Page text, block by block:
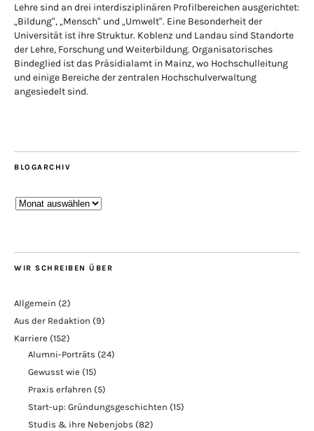
Lehre sind an drei interdisziplinären Profilbereichen ausgerichtet:
„Bildung“, „Mensch“ und „Umwelt“. Eine Besonderheit der
Universität ist ihre Struktur. Koblenz und Landau sind Standorte
der Lehre, Forschung und Weiterbildung. Organisatorisches
Bindeglied ist das Präsidialamt in Mainz, wo Hochschulleitung
und einige Bereiche der zentralen Hochschulverwaltung
angesiedelt sind.
BLOGARCHIV
Blogarchiv
WIR SCHREIBEN ÜBER
Allgemein (2)
Aus der Redaktion (9)
Karriere (152)
Alumni-Porträts (24)
Gewusst wie (15)
Praxis erfahren (5)
Start-up: Gründungsgeschichten (15)
Studis & ihre Nebenjobs (82)